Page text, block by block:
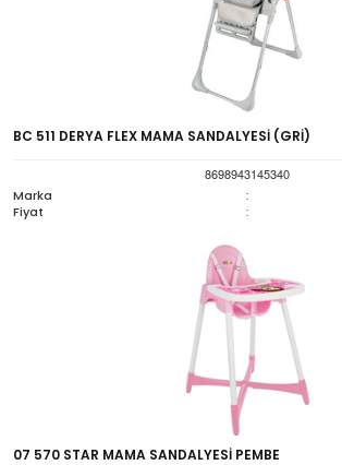
BC 511 DERYA FLEX MAMA SANDALYESİ (GRİ)
8698943145340
Marka
:
Fiyat :
07 570 STAR MAMA SANDALYESİ PEMBE